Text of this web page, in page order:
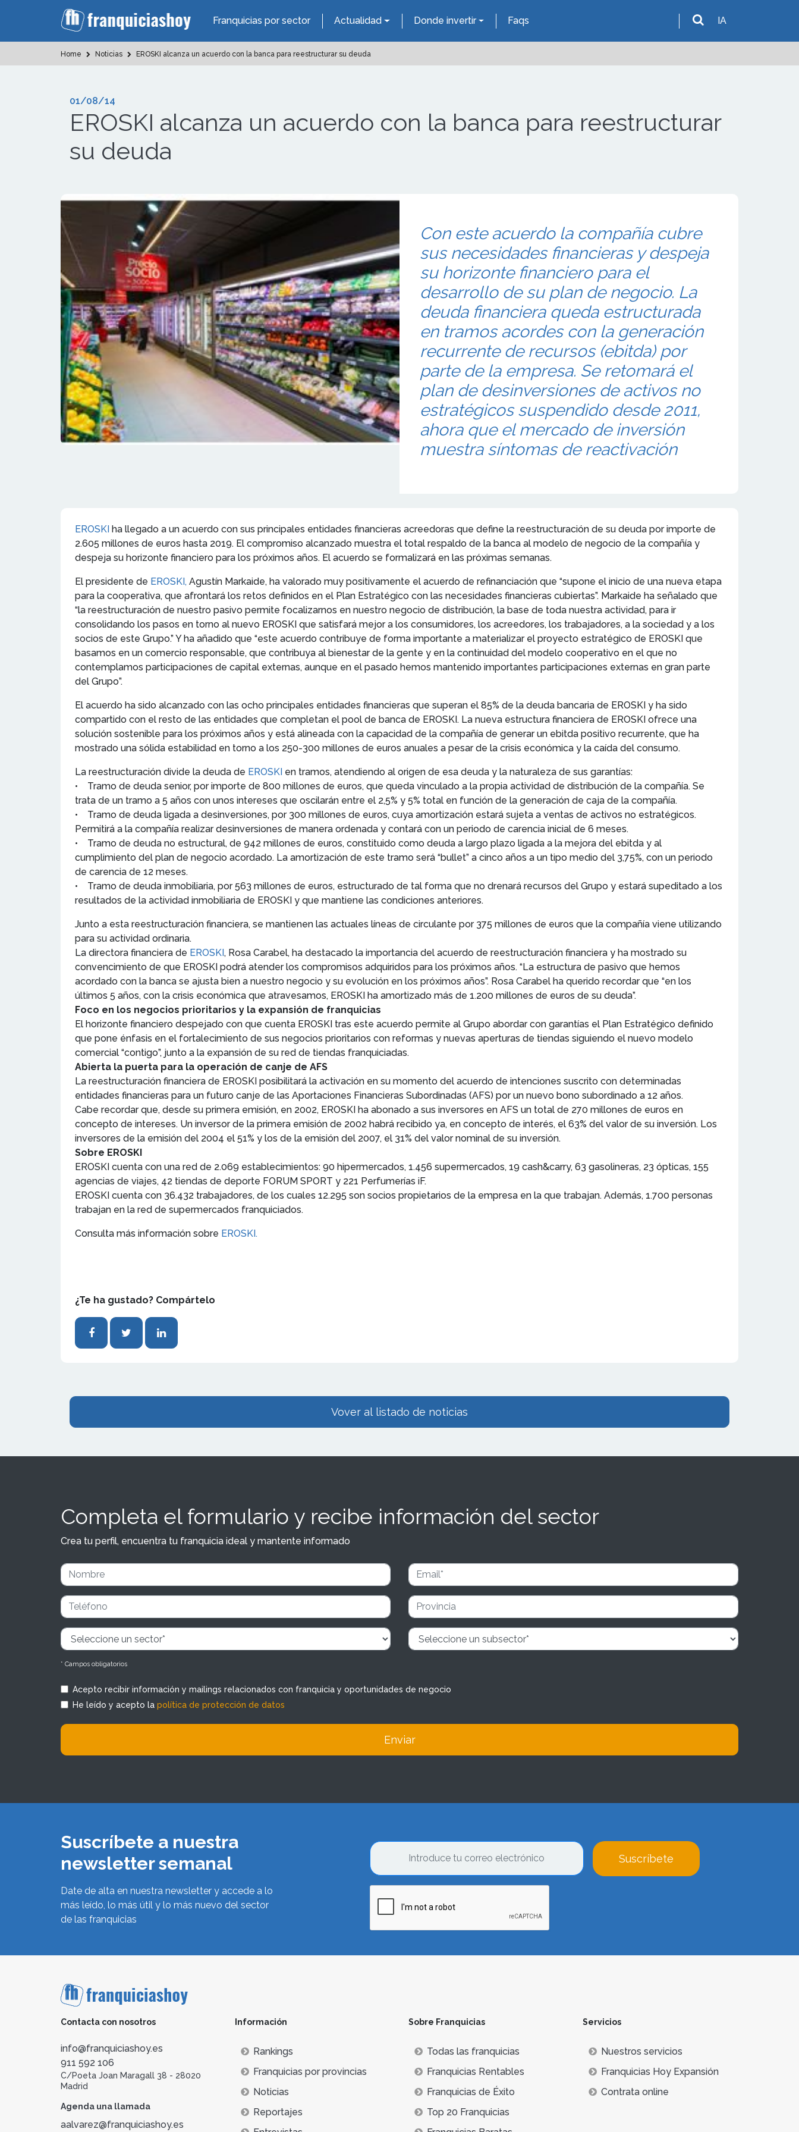
Franquicias por sector Actualidad Donde invertir Faqs IA
Home Noticias EROSKI alcanza un acuerdo con la banca para reestructurar su deuda
01/08/14
EROSKI alcanza un acuerdo con la banca para reestructurar
su deuda
Con este acuerdo la compañía cubre
sus necesidades financieras y despeja
su horizonte financiero para el
desarrollo de su plan de negocio. La
deuda financiera queda estructurada
en tramos acordes con la generación
recurrente de recursos (ebitda) por
parte de la empresa. Se retomará el
plan de desinversiones de activos no
estratégicos suspendido desde 2011,
ahora que el mercado de inversión
muestra síntomas de reactivación
EROSKI ha llegado a un acuerdo con sus principales entidades financieras acreedoras que define la reestructuración de su deuda por importe de
2.605 millones de euros hasta 2019. El compromiso alcanzado muestra el total respaldo de la banca al modelo de negocio de la compañía y
despeja su horizonte financiero para los próximos años. El acuerdo se formalizará en las próximas semanas.
El presidente de EROSKI, Agustín Markaide, ha valorado muy positivamente el acuerdo de refinanciación que “supone el inicio de una nueva etapa
para la cooperativa, que afrontará los retos definidos en el Plan Estratégico con las necesidades financieras cubiertas”. Markaide ha señalado que
“la reestructuración de nuestro pasivo permite focalizarnos en nuestro negocio de distribución, la base de toda nuestra actividad, para ir
consolidando los pasos en torno al nuevo EROSKI que satisfará mejor a los consumidores, los acreedores, los trabajadores, a la sociedad y a los
socios de este Grupo.” Y ha añadido que “este acuerdo contribuye de forma importante a materializar el proyecto estratégico de EROSKI que
basamos en un comercio responsable, que contribuya al bienestar de la gente y en la continuidad del modelo cooperativo en el que no
contemplamos participaciones de capital externas, aunque en el pasado hemos mantenido importantes participaciones externas en gran parte
del Grupo”.
El acuerdo ha sido alcanzado con las ocho principales entidades financieras que superan el 85% de la deuda bancaria de EROSKI y ha sido
compartido con el resto de las entidades que completan el pool de banca de EROSKI. La nueva estructura financiera de EROSKI ofrece una
solución sostenible para los próximos años y está alineada con la capacidad de la compañía de generar un ebitda positivo recurrente, que ha
mostrado una sólida estabilidad en torno a los 250-300 millones de euros anuales a pesar de la crisis económica y la caída del consumo.
La reestructuración divide la deuda de EROSKI en tramos, atendiendo al origen de esa deuda y la naturaleza de sus garantías:
• Tramo de deuda senior, por importe de 800 millones de euros, que queda vinculado a la propia actividad de distribución de la compañía. Se
trata de un tramo a 5 años con unos intereses que oscilarán entre el 2,5% y 5% total en función de la generación de caja de la compañía.
• Tramo de deuda ligada a desinversiones, por 300 millones de euros, cuya amortización estará sujeta a ventas de activos no estratégicos.
Permitirá a la compañía realizar desinversiones de manera ordenada y contará con un periodo de carencia inicial de 6 meses.
• Tramo de deuda no estructural, de 942 millones de euros, constituido como deuda a largo plazo ligada a la mejora del ebitda y al
cumplimiento del plan de negocio acordado. La amortización de este tramo será “bullet” a cinco años a un tipo medio del 3,75%, con un periodo
de carencia de 12 meses.
• Tramo de deuda inmobiliaria, por 563 millones de euros, estructurado de tal forma que no drenará recursos del Grupo y estará supeditado a los
resultados de la actividad inmobiliaria de EROSKI y que mantiene las condiciones anteriores.
Junto a esta reestructuración financiera, se mantienen las actuales líneas de circulante por 375 millones de euros que la compañía viene utilizando
para su actividad ordinaria.
La directora financiera de EROSKI, Rosa Carabel, ha destacado la importancia del acuerdo de reestructuración financiera y ha mostrado su
convencimiento de que EROSKI podrá atender los compromisos adquiridos para los próximos años. “La estructura de pasivo que hemos
acordado con la banca se ajusta bien a nuestro negocio y su evolución en los próximos años”. Rosa Carabel ha querido recordar que “en los
últimos 5 años, con la crisis económica que atravesamos, EROSKI ha amortizado más de 1.200 millones de euros de su deuda”.
Foco en los negocios prioritarios y la expansión de franquicias
El horizonte financiero despejado con que cuenta EROSKI tras este acuerdo permite al Grupo abordar con garantías el Plan Estratégico definido
que pone énfasis en el fortalecimiento de sus negocios prioritarios con reformas y nuevas aperturas de tiendas siguiendo el nuevo modelo
comercial “contigo”, junto a la expansión de su red de tiendas franquiciadas.
Abierta la puerta para la operación de canje de AFS
La reestructuración financiera de EROSKI posibilitará la activación en su momento del acuerdo de intenciones suscrito con determinadas
entidades financieras para un futuro canje de las Aportaciones Financieras Subordinadas (AFS) por un nuevo bono subordinado a 12 años.
Cabe recordar que, desde su primera emisión, en 2002, EROSKI ha abonado a sus inversores en AFS un total de 270 millones de euros en
concepto de intereses. Un inversor de la primera emisión de 2002 habrá recibido ya, en concepto de interés, el 63% del valor de su inversión. Los
inversores de la emisión del 2004 el 51% y los de la emisión del 2007, el 31% del valor nominal de su inversión.
Sobre EROSKI
EROSKI cuenta con una red de 2.069 establecimientos: 90 hipermercados, 1.456 supermercados, 19 cash&carry, 63 gasolineras, 23 ópticas, 155
agencias de viajes, 42 tiendas de deporte FORUM SPORT y 221 Perfumerías iF.
EROSKI cuenta con 36.432 trabajadores, de los cuales 12.295 son socios propietarios de la empresa en la que trabajan. Además, 1.700 personas
trabajan en la red de supermercados franquiciados.
Consulta más información sobre EROSKI.
¿Te ha gustado? Compártelo
Vover al listado de noticias
Completa el formulario y recibe información del sector
Crea tu perfil, encuentra tu franquicia ideal y mantente informado
* Campos obligatorios
Acepto recibir información y mailings relacionados con franquicia y oportunidades de negocio
He leído y acepto la política de protección de datos
Enviar
Suscríbete a nuestra
newsletter semanal
Date de alta en nuestra newsletter y accede a lo
más leído, lo más útil y lo más nuevo del sector
de las franquicias
Suscríbete
Contacta con nosotros
info@franquiciashoy.es
911 592 106
C/Poeta Joan Maragall 38 - 28020
Madrid
Agenda una llamada
aalvarez@franquiciashoy.es
Información
Rankings
Franquicias por provincias
Noticias
Reportajes
Sobre Franquicias
Todas las franquicias
Franquicias Rentables
Franquicias de Éxito
Top 20 Franquicias
Servicios
Nuestros servicios
Franquicias Hoy Expansión
Contrata online